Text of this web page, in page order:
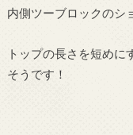
内側ツーブロックのシ
トップの長さを短めに
そうです！